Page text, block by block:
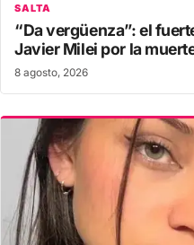
SALTA
“Da vergüenza”: el
Javier Milei por la
8 agosto, 2026